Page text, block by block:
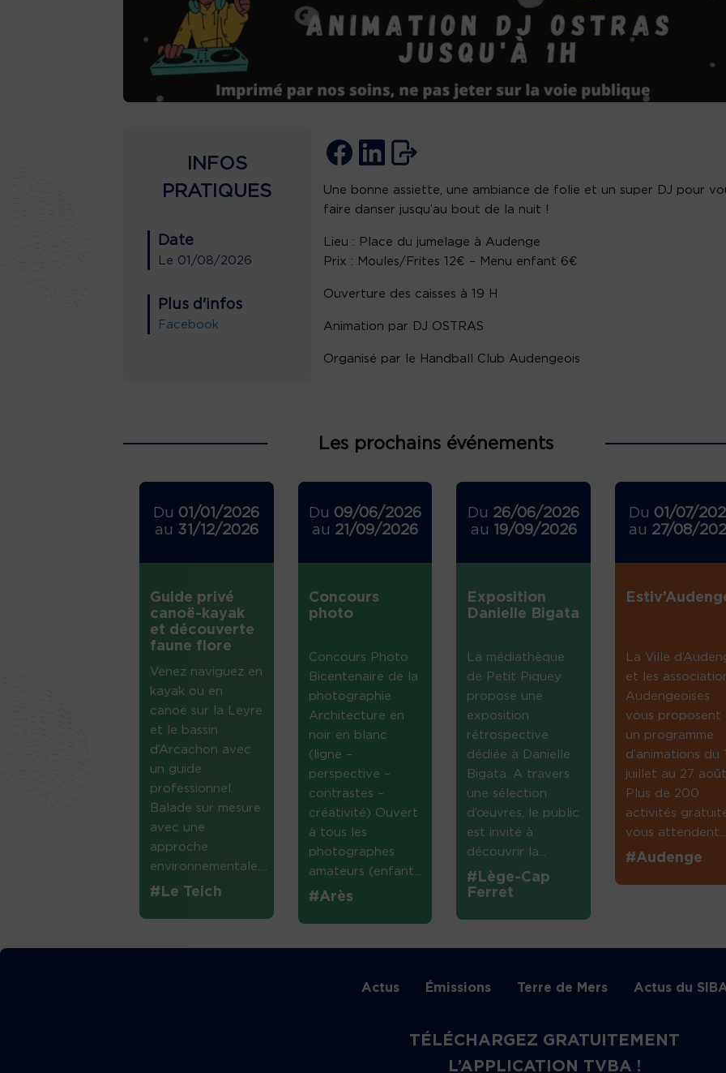
INFOS
PRATIQUES
Date
Le 01/08/2026
Plus d'infos
Facebook
Une bonne assiette, une ambiance de folie et un super DJ pour
faire danser jusqu’au bout de la nuit !
Lieu : Place du jumelage à Audenge
Prix : Moules/Frites 12€ – Menu enfant 6€
Ouverture des caisses à 19 H
Animation par DJ OSTRAS
Organisé par le Handball Club Audengeois
Les prochains événements
Du 01/01/2026
au 31/12/2026
Guide privé
canoë-kayak
et découverte
faune flore
Venez naviguez en
kayak ou en
canoë sur la Leyre
et le bassin
d’Arcachon avec
un guide
professionnel.
Balade sur mesure
avec une
approche
environnementale....
#Le Teich
Du 09/06/2026
au 21/09/2026
Concours
photo
Concours Photo
Bicentenaire de la
photographie
Architecture en
noir en blanc
(ligne –
perspective –
contrastes –
créativité) Ouvert
à tous les
photographes
amateurs (enfant...
#Arès
Du 26/06/2026
au 19/09/2026
Exposition
Danielle Bigata
La médiathèque
de Petit Piquey
propose une
exposition
rétrospective
dédiée à Danielle
Bigata. A travers
une sélection
d’œuvres, le public
est invité à
découvrir la...
#Lège-Cap
Ferret
Du 01/07/
au 27/08/
La Ville
et les
Audengeoises
vous proposent
un programme
d’animations du
juillet au 27
Plus de 200
activités
vous
#Audenge
Actus Émissions Terre de Mers Actus du
TÉLÉCHARGEZ GRATUITEMENT
L’APPLICATION TVBA !